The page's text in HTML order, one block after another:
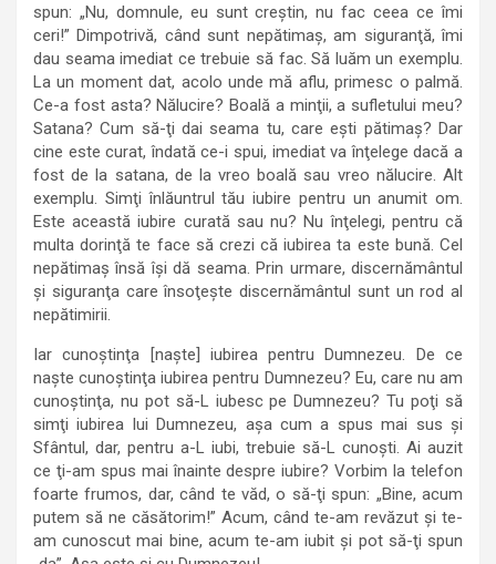
spun: „Nu, domnule, eu sunt creştin, nu fac ceea ce îmi
ceri!” Dimpotrivă, când sunt nepătimaş, am siguranţă, îmi
dau seama imediat ce trebuie să fac. Să luăm un exemplu.
La un moment dat, acolo unde mă aflu, primesc o palmă.
Ce-a fost asta? Nălucire? Boală a minţii, a sufletului meu?
Satana? Cum să-ţi dai seama tu, care eşti pătimaş? Dar
cine este curat, îndată ce-i spui, imediat va înţelege dacă a
fost de la satana, de la vreo boală sau vreo nălucire. Alt
exemplu. Simţi înlăuntrul tău iubire pentru un anumit om.
Este această iubire curată sau nu? Nu înţelegi, pentru că
multa dorinţă te face să crezi că iubirea ta este bună. Cel
nepătimaş însă îşi dă seama. Prin urmare, discernământul
şi siguranţa care însoţeşte discernământul sunt un rod al
nepătimirii.
Iar cunoştinţa [naşte] iubirea pentru Dumnezeu. De ce
naşte cunoştinţa iubirea pentru Dumnezeu? Eu, care nu am
cunoştinţa, nu pot să-L iubesc pe Dumnezeu? Tu poţi să
simţi iubirea lui Dumnezeu, aşa cum a spus mai sus şi
Sfântul, dar, pentru a-L iubi, trebuie să-L cunoşti. Ai auzit
ce ţi-am spus mai înainte despre iubire? Vorbim la telefon
foarte frumos, dar, când te văd, o să-ţi spun: „Bine, acum
putem să ne căsătorim!” Acum, când te-am revăzut şi te-
am cunoscut mai bine, acum te-am iubit şi pot să-ţi spun